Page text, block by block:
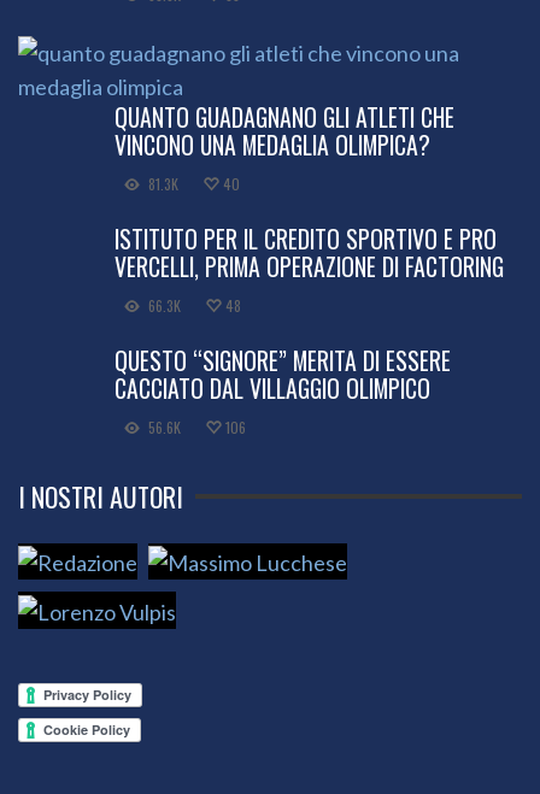
QUANTO GUADAGNANO GLI ATLETI CHE
VINCONO UNA MEDAGLIA OLIMPICA?
81.3K 40
ISTITUTO PER IL CREDITO SPORTIVO E PRO
VERCELLI, PRIMA OPERAZIONE DI FACTORING
66.3K 48
QUESTO “SIGNORE” MERITA DI ESSERE
CACCIATO DAL VILLAGGIO OLIMPICO
56.6K 106
I NOSTRI AUTORI